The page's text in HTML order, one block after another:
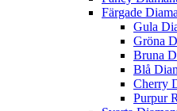
Färgade
Gula
Gröna
Bruna
Blå
Cherry
Purpur